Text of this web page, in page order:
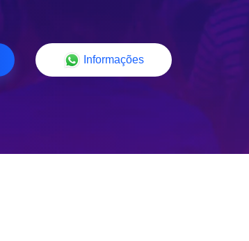
Informações